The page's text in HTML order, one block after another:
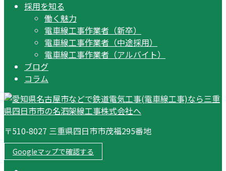
採用を知る
働く魅力
電車線工事作業者（新卒）
電車線工事作業者（中途採用）
電車線工事作業者（アルバイト）
ブログ
コラム
〒510-8027 三重県四日市市茂福295番地
Googleマップで確認する